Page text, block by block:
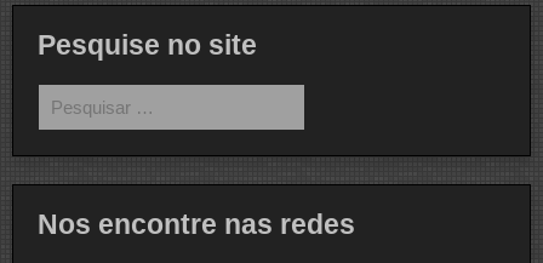
Pesquise no site
por:
Nos encontre nas redes